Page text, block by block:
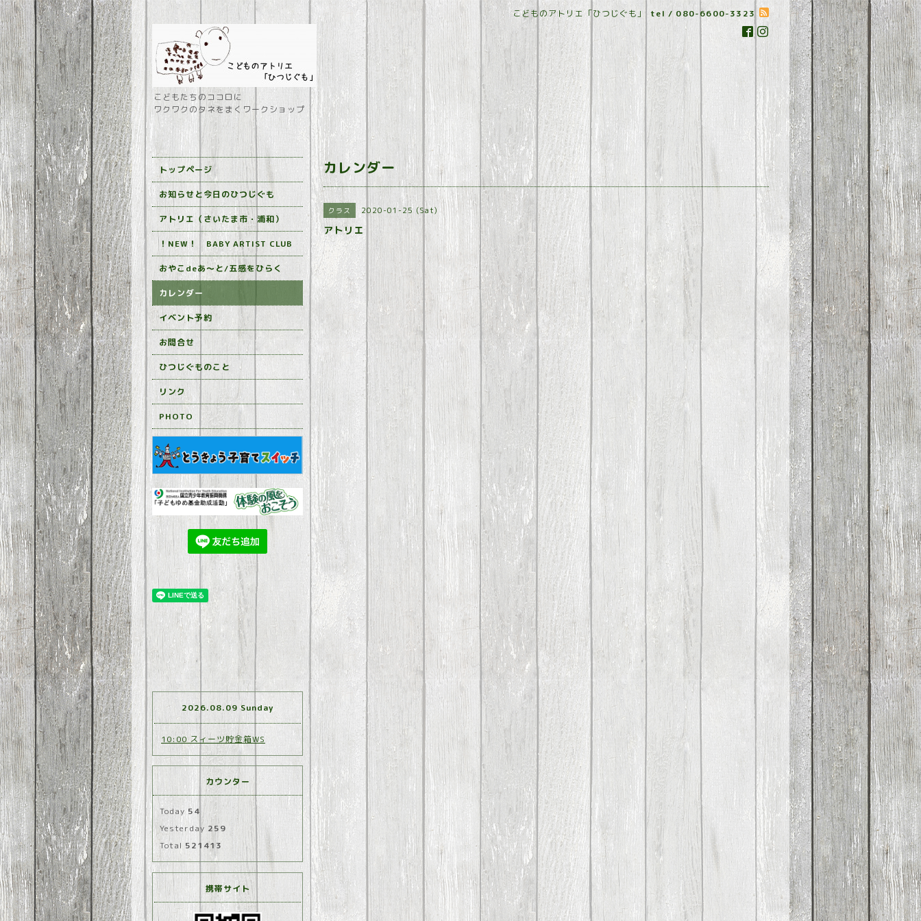
こどものアトリエ「ひつじぐも」 tel / 080-6600-3323
こどもたちのココロに
ワクワクのタネをまくワークショップ
カレンダー
クラス 2020-01-25 (Sat)
アトリエ
トップページ
お知らせと今日のひつじぐも
アトリエ（さいたま市・浦和）
！NEW！ BABY ARTIST CLUB
おやこdeあ～と/五感をひらく
カレンダー
イベント予約
お問合せ
ひつじぐものこと
リンク
PHOTO
2026.08.09 Sunday
10:00 スィーツ貯金箱WS
カウンター
Today 54
Yesterday 259
Total 521413
携帯サイト